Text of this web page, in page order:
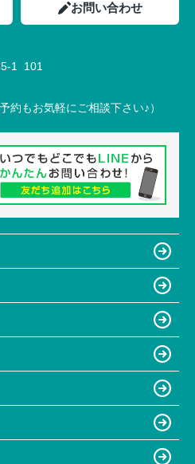
お問い合わせ
1 101
約もお気軽にご相談下さい♪）